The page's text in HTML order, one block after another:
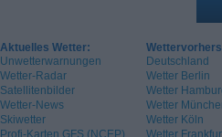
Aktuelles Wetter:
Unwetterwarnungen
Wetter-Radar
Satellitenbilder
Wetter-News
Skiwetter
Deutschland
Wetter Berlin
Wetter
Wetter
Wetter Köln